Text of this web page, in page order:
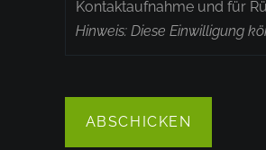
Kontaktaufnahme und für
Hinweis: Diese Einwilligung
ABSCHICKEN